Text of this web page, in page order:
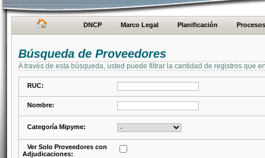
DNCP Marco Legal Planificación Procesos
Búsqueda de Proveedores
A través de esta búsqueda, usted puede filtrar la cantidad de registros que
RUC:
Nombre:
Categoría Mipyme:
Ver Solo Proveedores con
Adjudicaciones: